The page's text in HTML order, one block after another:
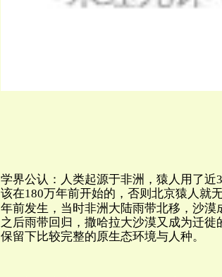
学界公认：人类起源于非洲，猿人用了
该在180万年前开始的，否则北京猿人就
年前发生，当时非洲大陆雨带北移，沙漠
之后雨带回归，撒哈拉大沙漠又成为迁
保留下比较完整的原生态环境与人种。